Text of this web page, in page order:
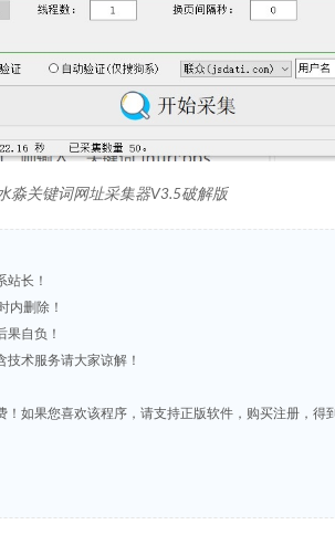
淼关键词网址采集器V3.5破解版
站长！
内删除！
果自负！
术服务请大家谅解！
如果您喜欢该程序，请支持正版软件，购买注册，得